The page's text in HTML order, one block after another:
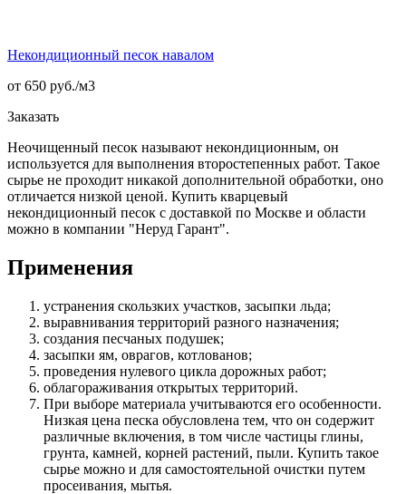
Некондиционный песок навалом
от 650 руб./м3
Заказать
Неочищенный песок называют некондиционным, он
используется для выполнения второстепенных работ. Такое
сырье не проходит никакой дополнительной обработки, оно
отличается низкой ценой. Купить кварцевый
некондиционный песок с доставкой по Москве и области
можно в компании "Неруд Гарант".
Применения
устранения скользких участков, засыпки льда;
выравнивания территорий разного назначения;
создания песчаных подушек;
засыпки ям, оврагов, котлованов;
проведения нулевого цикла дорожных работ;
облагораживания открытых территорий.
При выборе материала учитываются его особенности.
Низкая цена песка обусловлена тем, что он содержит
различные включения, в том числе частицы глины,
грунта, камней, корней растений, пыли. Купить такое
сырье можно и для самостоятельной очистки путем
просеивания, мытья.